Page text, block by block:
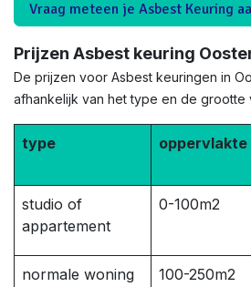
Vraag meteen je Asbest Keuring
Prijzen Asbest keuring
De prijzen voor Asbest keuringen in
afhankelijk van het type en de grootte
type oppervlakte
studio of
appartement
0-100m2
normale woning 100-250m2